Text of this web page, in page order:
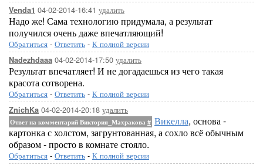
Venda1 04-02-2014-16:41 удалить
Надо же! Сама технологию придумала, а результат
получился очень даже впечатляющий!
Обратиться - Ответить - К полной версии
Nadezhdaaa 04-02-2014-17:50 удалить
Результат впечатляет! И не догадаешься из чего такая
красота сотворена.
Обратиться - Ответить - К полной версии
ZnichKa 04-02-2014-20:18 удалить
Ответ на комментарий Виктория_Махракова # Викелла, основа -
картонка с холстом, загрунтованная, а сохло всё обычным
образом - просто в комнате стояло.
Обратиться - Ответить - К полной версии